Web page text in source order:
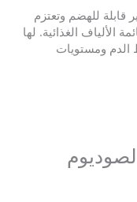
قابلة للهضم وتعتزم
الألياف الغذائية. لها
ومستويات